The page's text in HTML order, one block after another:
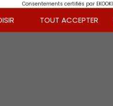
Consentements certifiés par
TOUT ACCEPTER